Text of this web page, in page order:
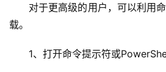
云
对于更高级的用户，可以利用
载。
1、打开命令提示符或